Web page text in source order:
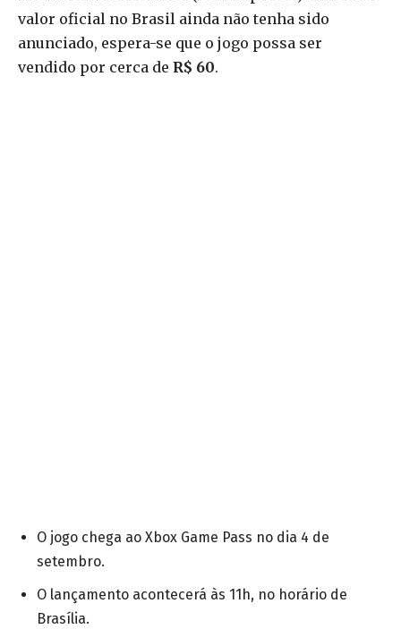
valor oficial no Brasil ainda não tenha sido
anunciado, espera-se que o jogo possa ser
vendido por cerca de R$ 60.
O jogo chega ao Xbox Game Pass no dia 4 de
setembro.
O lançamento acontecerá às 11h, no horário de
Brasília.